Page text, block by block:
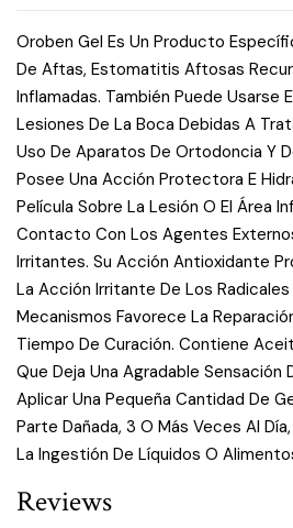
Oroben Gel Es Un Producto
De Aftas, Estomatitis Aftosas
Inflamadas. También Puede Usarse
Lesiones De La Boca Debidas A
Uso De Aparatos De Ortodoncia Y
Posee Una Acción Protectora E
Película Sobre La Lesión O El Área
Contacto Con Los Agentes
Irritantes. Su Acción Antioxidante
La Acción Irritante De Los
Mecanismos Favorece La
Tiempo De Curación. Contiene
Que Deja Una Agradable Sensación
Aplicar Una Pequeña Cantidad De
Parte Dañada, 3 O Más Veces Al
La Ingestión De Líquidos O
Reviews